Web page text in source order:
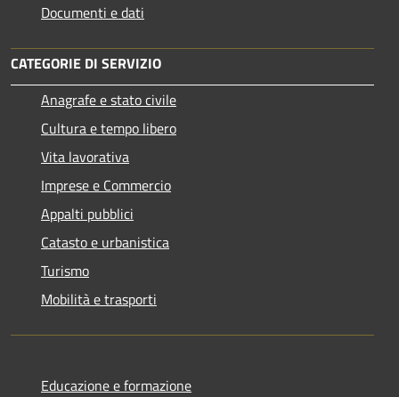
Documenti e dati
CATEGORIE DI SERVIZIO
Anagrafe e stato civile
Cultura e tempo libero
Vita lavorativa
Imprese e Commercio
Appalti pubblici
Catasto e urbanistica
Turismo
Mobilità e trasporti
Educazione e formazione